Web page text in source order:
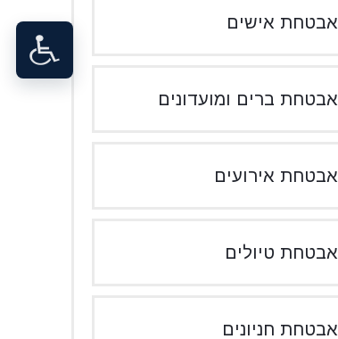
אבטחת אישים
אבטחת ברים ומועדונים
אבטחת אירועים
אבטחת טיולים
אבטחת חניונים